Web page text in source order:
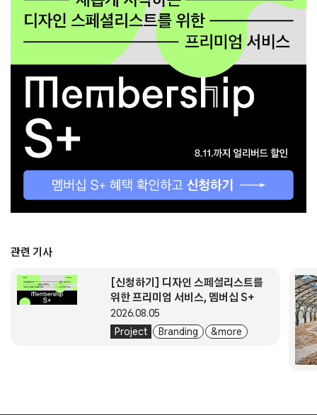
관련 기사
Project Branding & more
[신청하기] 디자인 스페셜리스트를
위한 프리미엄 서비스, 멤버십 S+
2026.08.05